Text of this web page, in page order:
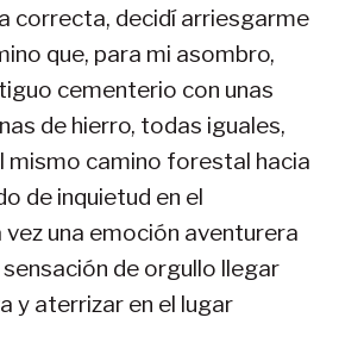
correcta, decidí arriesgarme
que, para mi asombro,
cementerio con unas
de hierro, todas iguales,
mismo camino forestal hacia
de inquietud en el
una emoción aventurera
sensación de orgullo llegar
y aterrizar en el lugar